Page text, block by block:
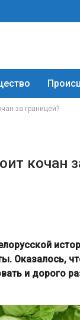
за границей?
кочан
Оказалось,
и дорого